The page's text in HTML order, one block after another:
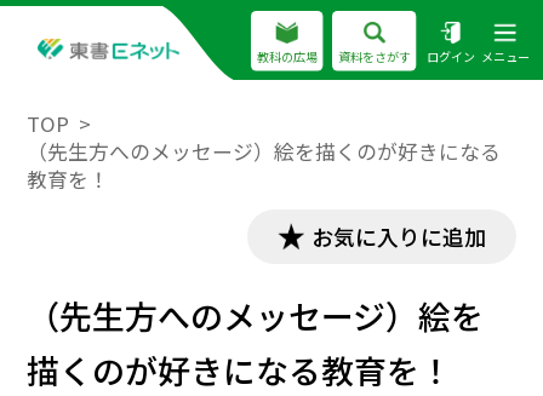
教科の広場 資料をさがす ログイン メニュー
TOP
（先生方へのメッセージ）絵を描くのが好きになる
教育を！
お気に入りに追加
（先生方へのメッセージ）絵を
描くのが好きになる教育を！